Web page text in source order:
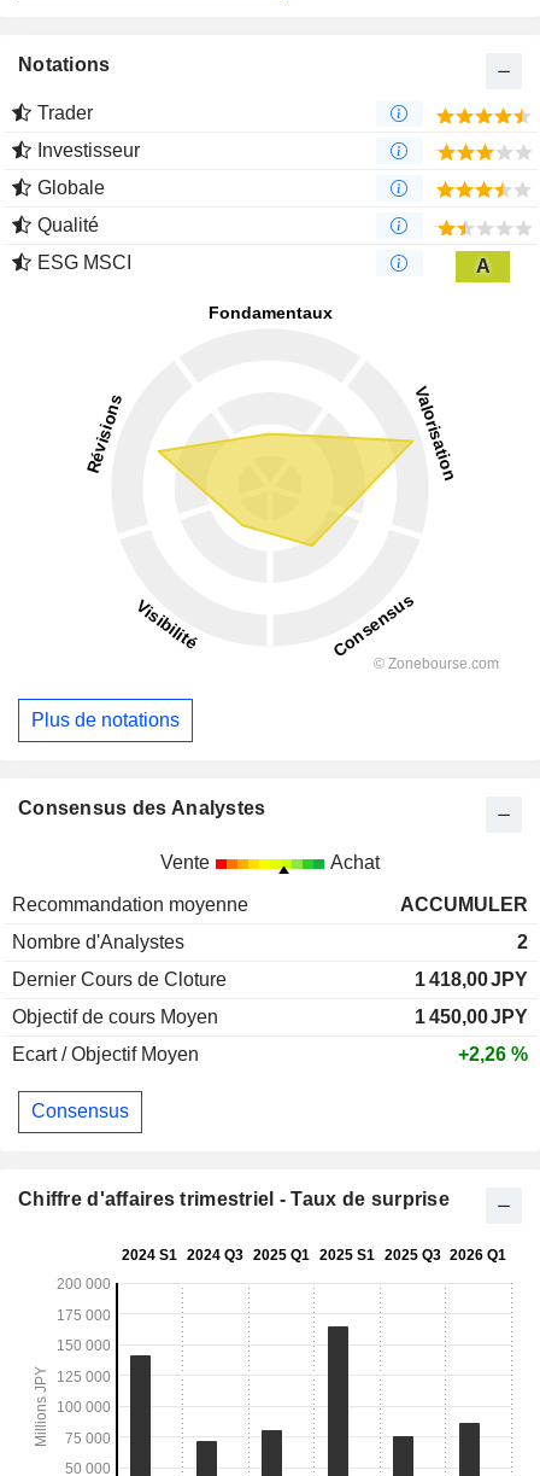
Notations
Trader
Investisseur
Globale
Qualité
ESG MSCI
A
Plus de notations
Consensus des Analystes
Vente Achat
Recommandation moyenne
ACCUMULER
Nombre d'Analystes
2
Dernier Cours de Cloture
1 418,00JPY
Objectif de cours Moyen
1 450,00JPY
Ecart / Objectif Moyen
+2,26 %
Consensus
Chiffre d'affaires trimestriel - Taux de surprise